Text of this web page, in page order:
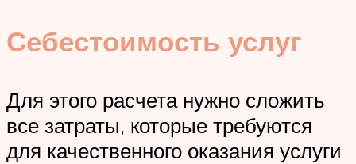
Себестоимость услуг
Для этого расчета нужно сложить
все затраты, которые требуются
для качественного оказания услуги